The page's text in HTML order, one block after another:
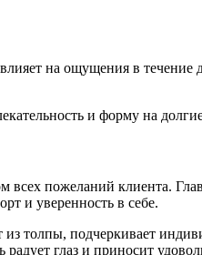
на ощущения в течение
и форму на
всех пожеланий клиента.
и уверенность в себе.
толпы, подчеркивает
глаз и приносит